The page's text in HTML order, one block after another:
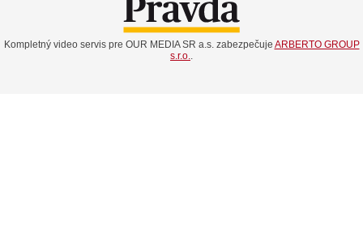
Kompletný video servis pre OUR MEDIA SR a.s. zabezpečuje ARBERTO GROUP
s.r.o.